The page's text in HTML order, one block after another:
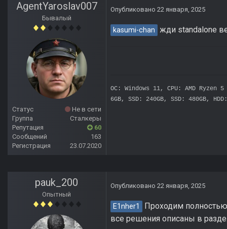
AgentYaroslav007
Бывалый
Статус
Не в сети
Группа
Сталкеры
Репутация
60
Сообщений
163
Регистрация
23.07.2020
Опубликовано 22 января, 2025
kasumi-chan жди standalone
OC: Windows 11, CPU: AMD Ryzen
6GB, SSD: 240GB, SSD: 480GB,
pauk_200
Опытный
Опубликовано 22 января, 2025
E1nher1
Проходим
все решения описаны в